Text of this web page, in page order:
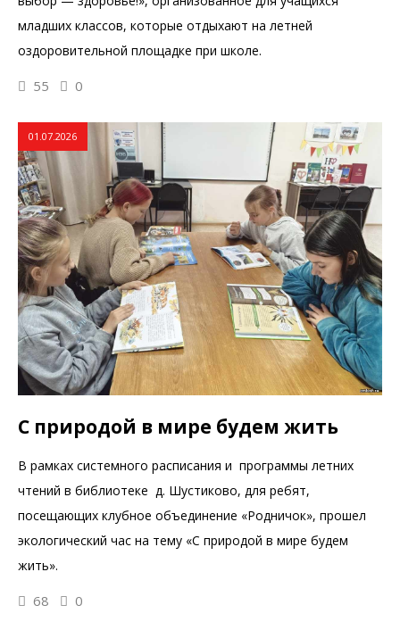
младших классов, которые отдыхают на летней
оздоровительной площадке при школе.
55 0
01.07.2026
С природой в мире будем жить
В рамках системного расписания и программы летних
чтений в библиотеке д. Шустиково, для ребят,
посещающих клубное объединение «Родничок», прошел
экологический час на тему «С природой в мире будем
жить».
68 0